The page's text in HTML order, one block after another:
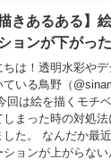
描きあるある】
ョンが下がっ
ちは！透明水彩や
ている鳥野（
回は絵を描くモチ
しまった時の対処
した。 なんだか最
ションが上がらない